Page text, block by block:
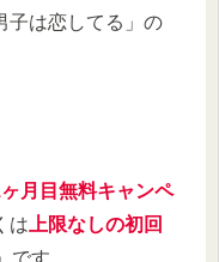
子は恋してる」の
月目無料キャンペ
は 上限なしの初回